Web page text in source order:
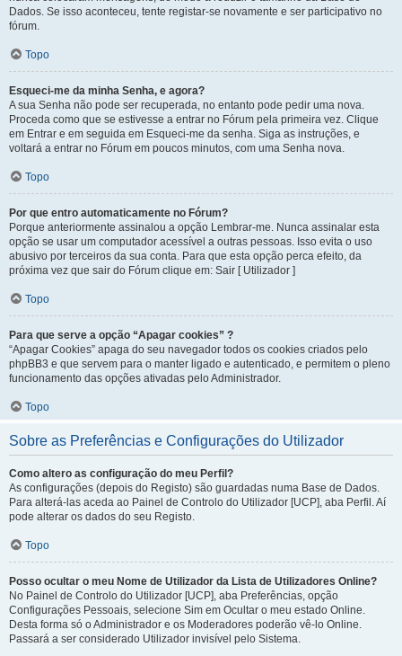
Dados. Se isso aconteceu, tente registar-se novamente e ser participativo no
fórum.
Topo
Esqueci-me da minha Senha, e agora?
A sua Senha não pode ser recuperada, no entanto pode pedir uma nova.
Proceda como que se estivesse a entrar no Fórum pela primeira vez. Clique
em Entrar e em seguida em Esqueci-me da senha. Siga as instruções, e
voltará a entrar no Fórum em poucos minutos, com uma Senha nova.
Topo
Por que entro automaticamente no Fórum?
Porque anteriormente assinalou a opção Lembrar-me. Nunca assinalar esta
opção se usar um computador acessível a outras pessoas. Isso evita o uso
abusivo por terceiros da sua conta. Para que esta opção perca efeito, da
próxima vez que sair do Fórum clique em: Sair [ Utilizador ]
Topo
Para que serve a opção “Apagar cookies” ?
“Apagar Cookies” apaga do seu navegador todos os cookies criados pelo
phpBB3 e que servem para o manter ligado e autenticado, e permitem o pleno
funcionamento das opções ativadas pelo Administrador.
Topo
Sobre as Preferências e Configurações do Utilizador
Como altero as configuração do meu Perfil?
As configurações (depois do Registo) são guardadas numa Base de Dados.
Para alterá-las aceda ao Painel de Controlo do Utilizador [UCP], aba Perfil. Aí
pode alterar os dados do seu Registo.
Topo
Posso ocultar o meu Nome de Utilizador da Lista de Utilizadores Online?
No Painel de Controlo do Utilizador [UCP], aba Preferências, opção
Configurações Pessoais, selecione Sim em Ocultar o meu estado Online.
Desta forma só o Administrador e os Moderadores poderão vê-lo Online.
Passará a ser considerado Utilizador invisível pelo Sistema.